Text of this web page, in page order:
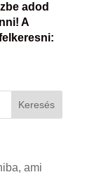
adod
A
ami